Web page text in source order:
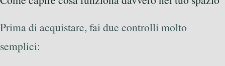
Prima di acquistare, fai due controlli molto
semplici: